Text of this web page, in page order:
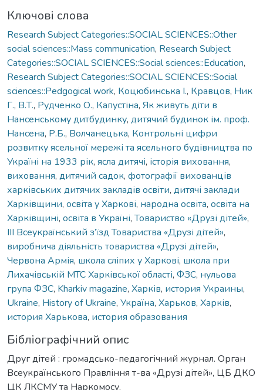
Ключові слова
Research Subject Categories::SOCIAL SCIENCES::Other
social sciences::Mass communication, Research Subject
Categories::SOCIAL SCIENCES::Social sciences::Education,
Research Subject Categories::SOCIAL SCIENCES::Social
sciences::Pedgogical work, Коцюбинська І., Кравцов, Ник
Г., В.Т., Рудченко О., Капустіна, Як живуть діти в
Нансенському дитбудинку, дитячий будинок ім. проф.
Нансена, Р.Б., Волчанецька, Контрольні цифри
розвитку ясельної мережі та ясельного будівництва по
Україні на 1933 рік, ясла дитячі, історія виховання,
виховання, дитячий садок, фотографії вихованців
харківських дитячих закладів освіти, дитячі заклади
Харківщини, освіта у Харкові, народна освіта, освіта на
Харківщині, освіта в Україні,Товариство «Друзі дітей»,
ІІІ Всеукраїнський з’їзд Товариства «Друзі дітей»,
виробнича діяльність товариства «Друзі дітей»,
Червона Армія, школа сліпих у Харкові, школа при
Лихачівській МТС Харківської області, ФЗС, нульова
група ФЗС, Kharkiv magazine, Харків, история Украины,
Ukraine, History of Ukraine, Україна, Харьков, Харків,
история Харькова, история образования
Бібліографічний опис
Друг дітей : громадсько-педагогічний журнал. Орган
Всеукраїнського Правління т-ва «Друзі дітей», ЦБ ДКО
ЦК ЛКСМУ та Наркомосу.